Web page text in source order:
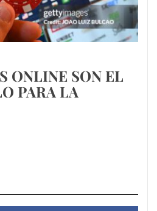
ONLINE SON EL
PARA LA